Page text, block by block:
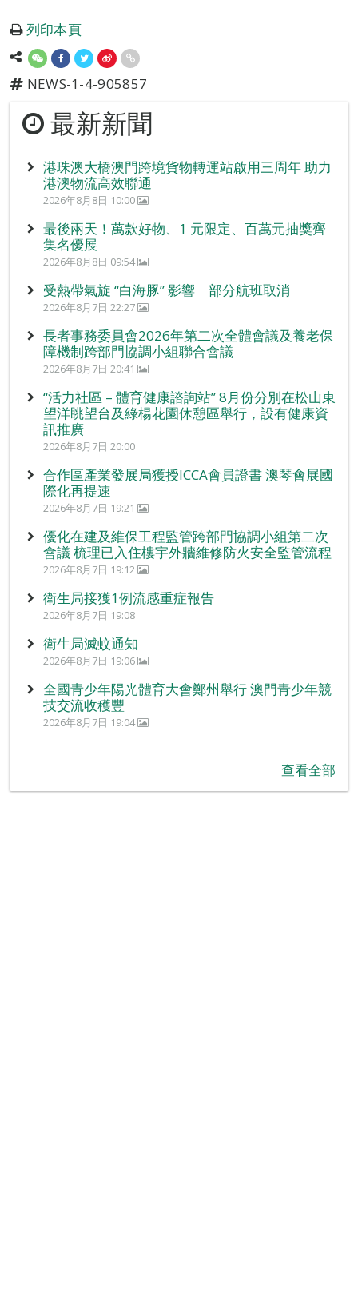
列印本頁
NEWS-1-4-905857
最新新聞
港珠澳大橋澳門跨境貨物轉運站啟用三周年 助力
港澳物流高效聯通
2026年8月8日 10:00
最後兩天！萬款好物、1 元限定、百萬元抽獎齊
集名優展
2026年8月8日 09:54
受熱帶氣旋 “白海豚” 影響 部分航班取消
2026年8月7日 22:27
長者事務委員會2026年第二次全體會議及養老保
障機制跨部門協調小組聯合會議
2026年8月7日 20:41
“活力社區 – 體育健康諮詢站” 8月份分別在松山東
望洋眺望台及綠楊花園休憩區舉行，設有健康資
訊推廣
2026年8月7日 20:00
合作區產業發展局獲授ICCA會員證書 澳琴會展國
際化再提速
2026年8月7日 19:21
優化在建及維保工程監管跨部門協調小組第二次
會議 梳理已入住樓宇外牆維修防火安全監管流程
2026年8月7日 19:12
衛生局接獲1例流感重症報告
2026年8月7日 19:08
衛生局滅蚊通知
2026年8月7日 19:06
全國青少年陽光體育大會鄭州舉行 澳門青少年競
技交流收穫豐
2026年8月7日 19:04
查看全部